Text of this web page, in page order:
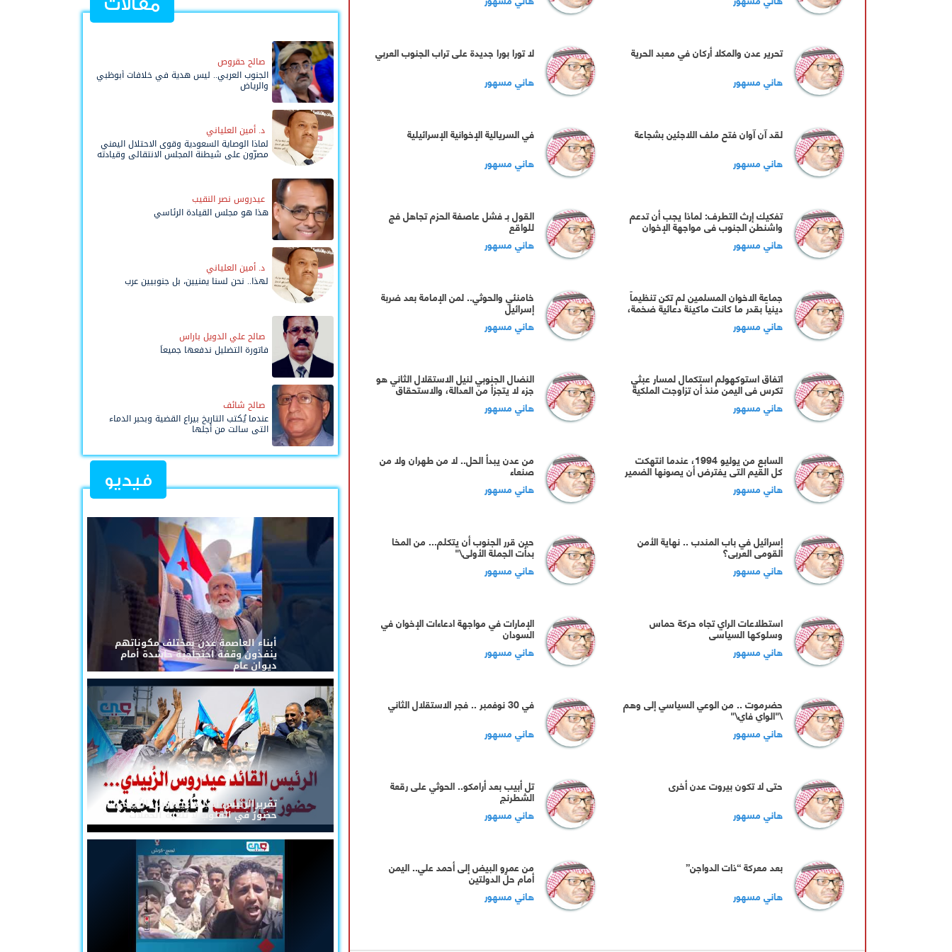
تحرير عدن والمكلا أركان في معبد الحرية
هاني مسهور
لا تورا بورا جديدة على تراب الجنوب العربي
هاني مسهور
لقد آن آوان فتح ملف اللاجئين بشجاعة
هاني مسهور
في السريالية الإخوانية الإسرائيلية
هاني مسهور
تفكيك إرث التطرف: لماذا يجب أن تدعم
واشنطن الجنوب في مواجهة الإخوان
باليمن؟\"
هاني مسهور
‏القول بـ فشل عاصفة الحزم تجاهل فج
للواقع
هاني مسهور
جماعة الاخوان المسلمين لم تكن تنظيماً
دينياً بقدر ما كانت ماكينة دعائية ضخمة،
اخترقت التعليم والاعلام
هاني مسهور
خامنئي والحوثي.. لمن الإمامة بعد ضربة
إسرائيل
هاني مسهور
اتفاق استوكهولم استكمال لمسار عبثي
تكرس في اليمن منذ أن تزاوجت الملكية
بالجمهورية في زواج سياسي غير مشروع
هاني مسهور
النضال الجنوبي لنيل الاستقلال الثاني هو
جزء لا يتجزأ من العدالة، والاستحقاق
الوطني
هاني مسهور
السابع من يوليو 1994، عندما انتهكت
كل القيم التي يفترض أن يصونها الضمير
الإنساني
هاني مسهور
من عدن يبدأ الحل.. لا من طهران ولا من
صنعاء
هاني مسهور
إسرائيل في باب المندب .. نهاية الأمن
القومي العربي؟
هاني مسهور
حين قرر الجنوب أن يتكلم... من المخا
بدأت الجملة الأولى\"
هاني مسهور
استطلاعات الراي تجاه حركة حماس
وسلوكها السياسي
هاني مسهور
الإمارات في مواجهة ادعاءات الإخوان في
السودان
هاني مسهور
‏حضرموت .. من الوعي السياسي إلى وهم
\"الواي فاي\"
هاني مسهور
‏في 30 نوفمبر .. فجر الاستقلال الثاني
هاني مسهور
‏حتى لا تكون بيروت عدن أخرى
هاني مسهور
تل أبيب بعد أرامكو.. الحوثي على رقعة
الشطرنج
هاني مسهور
بعد معركة “ذات الدواجن”
هاني مسهور
‏من عمرو البيض إلى أحمد علي.. اليمن
أمام حلّ الدولتين
هاني مسهور
مقالات
صالح حقروص
الجنوب العربي.. ليس هدية في خلافات أبوظبي
والرياض
د. أمين العلياني
لماذا الوصاية السعودية وقوى الاحتلال اليمني
مصرّون على شيطنة المجلس الانتقالي وقيادته
المفوضة وحواضنه الشعبية؟
عيدروس نصر النقيب
هذا هو مجلس القيادة الرئاسي
د. أمين العلياني
لهذا.. نحن لسنا يمنيين، بل جنوبيين عرب
صالح علي الدويل باراس
فاتورة التضليل ندفعها جميعاً
صالح شائف
عندما يُكتب التاريخ بيراع القضية وبحبر الدماء
التي سالت من أجلها
فيديو
أبناء العاصمة عدن بمختلف مكوناتهم
ينفذون وقفة احتجاجية حاشدة أمام
ديوان عام
تقريرالرئيس القائد عيدروس الزُبيدي...
حضورٌ في القلوب لا تُلغيه الحملات